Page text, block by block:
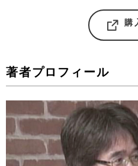
購
著者プロフィール